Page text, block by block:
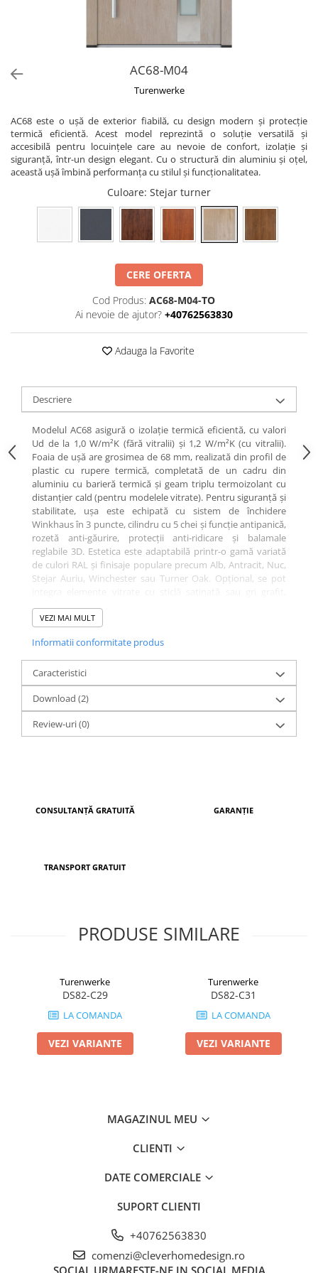
AC68-M04
Turenwerke
AC68 este o ușă de exterior fiabilă, cu design modern și protecție
termică eficientă. Acest model reprezintă o soluție versatilă și
accesibilă pentru locuințele care au nevoie de confort, izolație și
siguranță, într-un design elegant. Cu o structură din aluminiu și oțel,
această ușă îmbină performanța cu stilul și funcționalitatea.
Culoare: Stejar turner
CERE OFERTA
Cod Produs: AC68-M04-TO
Ai nevoie de ajutor? +40762563830
Adauga la Favorite
Descriere
Modelul AC68 asigură o izolație termică eficientă, cu valori
Ud de la 1,0 W/m²K (fără vitralii) și 1,2 W/m²K (cu vitralii).
Foaia de ușă are grosimea de 68 mm, realizată din profil de
plastic cu rupere termică, completată de un cadru din
aluminiu cu barieră termică și geam triplu termoizolant cu
distanțier cald (pentru modelele vitrate). Pentru siguranță și
stabilitate, ușa este echipată cu sistem de închidere
Winkhaus în 3 puncte, cilindru cu 5 chei și funcție antipanică,
rozetă anti-găurire, protecții anti-ridicare și balamale
reglabile 3D. Estetica este adaptabilă printr-o gamă variată
de culori RAL și finisaje populare precum Alb, Antracit, Nuc,
Stejar Auriu, Winchester sau Turner Oak. Opțional, se pot
pentru un plus de lumină și rafinament. Confortul zilnic este
susținut de pragul din aluminiu cu barieră termică și
UE, pe o linie automatizată de fabricație, acest model
beneficiază de livrare rapidă și garanția calității.
VEZI MAI MULT
Informatii conformitate produs
Caracteristici
Download (2)
Review-uri(0)
CONSULTANȚĂ GRATUITĂ GARANȚIE
TRANSPORT GRATUIT
PRODUSE SIMILARE
Turenwerke
DS82-C29
LA COMANDA
VEZI VARIANTE
Turenwerke
DS82-C31
LA COMANDA
VEZI VARIANTE
MAGAZINUL MEU
CLIENTI
DATE COMERCIALE
SUPORT CLIENTI
+40762563830
comenzi@cleverhomedesign.ro
SOCIAL URMARESTE-NE IN SOCIAL MEDIA